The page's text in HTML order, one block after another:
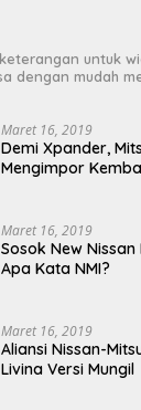
untuk
dengan mudah
Maret 16, 2019
Demi Xpander,
Mengimpor
Maret 16, 2019
Sosok New
Apa Kata NMI?
Maret 16, 2019
Aliansi Nissan-
Livina Versi Mungil